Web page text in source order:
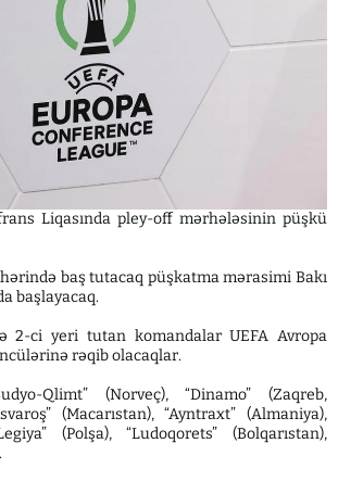
Liqasında pley-off mərhələsinin püşkü
baş tutacaq püşkatma mərasimi Bakı
başlayacaq.
2-ci yeri tutan komandalar UEFA Avropa
rəqib olacaqlar.
Qlimt” (Norveç), “Dinamo” (Zaqreb,
(Macarıstan), “Ayntraxt” (Almaniya),
(Polşa), “Ludoqorets” (Bolqarıstan),